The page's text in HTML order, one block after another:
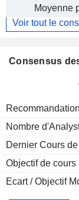
Moyenne
Voir tout le
Consensus
Nombre
Dernier Cours
Objectif de cours
Ecart / Objectif